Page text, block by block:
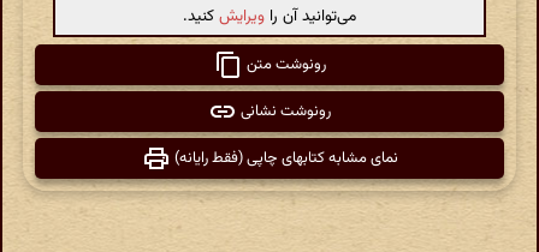
می‌توانید آن را ویرایشکنید.
رونوشت متن
رونوشت نشانی
نمای مشابه کتابهای چاپی (فقط رایانه)